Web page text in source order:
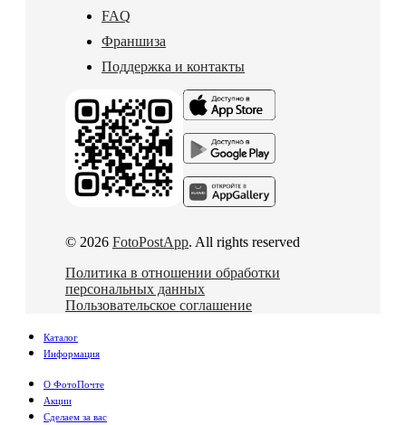
FAQ
Франшиза
Поддержка и контакты
© 2026 FotoPostApp. All rights reserved
Политика в отношении обработки
персональных данных
Пользовательское соглашение
Каталог
Информация
О ФотоПочте
Акции
Сделаем за вас